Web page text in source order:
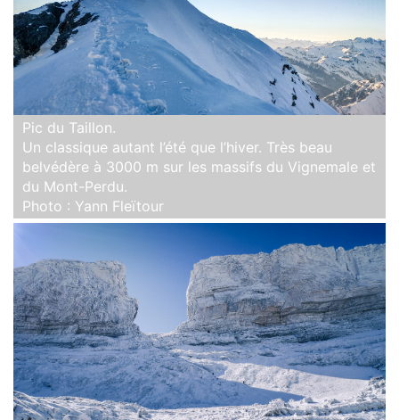
Pic du Taillon.
Un classique autant l’été que l’hiver. Très beau
belvédère à 3000 m sur les massifs du Vignemale et
du Mont-Perdu.
Photo : Yann Fleïtour